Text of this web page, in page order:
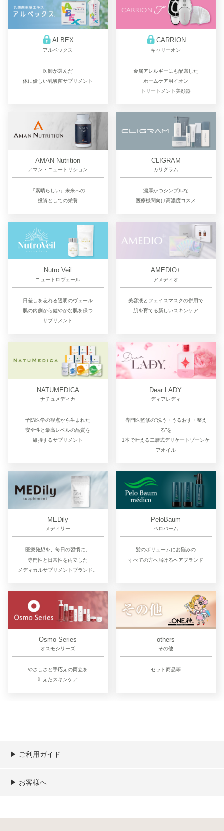
ALBEX
アルベックス
医師が選んだ
体に優しい乳酸菌サプリメント
CARRION
キャリーオン
金属アレルギーにも配慮した
ホームケア用イオン
トリートメント美顔器
AMAN Nutrition
アマン・ニュートリション
『素晴らしい』未来への
投資としての栄養
CLIGRAM
カリグラム
濃厚かつシンプルな
医療機関向け高濃度コスメ
Nutro Veil
ニュートロヴェール
日差しを忘れる透明のヴェール
肌の内側から健やかな肌を保つ
サプリメント
AMEDIO+
アメディオ
美容液とフェイスマスクの併用で
肌を育てる新しいスキンケア
NATUMEDICA
ナチュメディカ
予防医学の観点から生まれた
安全性と最高レベルの品質を
維持するサプリメント
Dear LADY.
ディアレディ
専門医監修の“洗う・うるおす・整え
る”を
1本で叶える二層式デリケートゾーンケ
アオイル
MEDily
メディリー
医療発想を、毎日の習慣に。
専門性と日常性を両立した
メディカルサプリメントブランド。
PeloBaum
ペロバーム
髪のボリュームにお悩みの
すべての方へ届けるヘアブランド
Osmo Series
オスモシリーズ
やさしさと手応えの両立を
叶えたスキンケア
others
その他
セット商品等
▶︎ ご利用ガイド
ご利用ガイド
決済／配送／送料について
取り扱い商品一覧
顧客情報の取扱について
特定商取引法の表記
▶︎ お客様へ